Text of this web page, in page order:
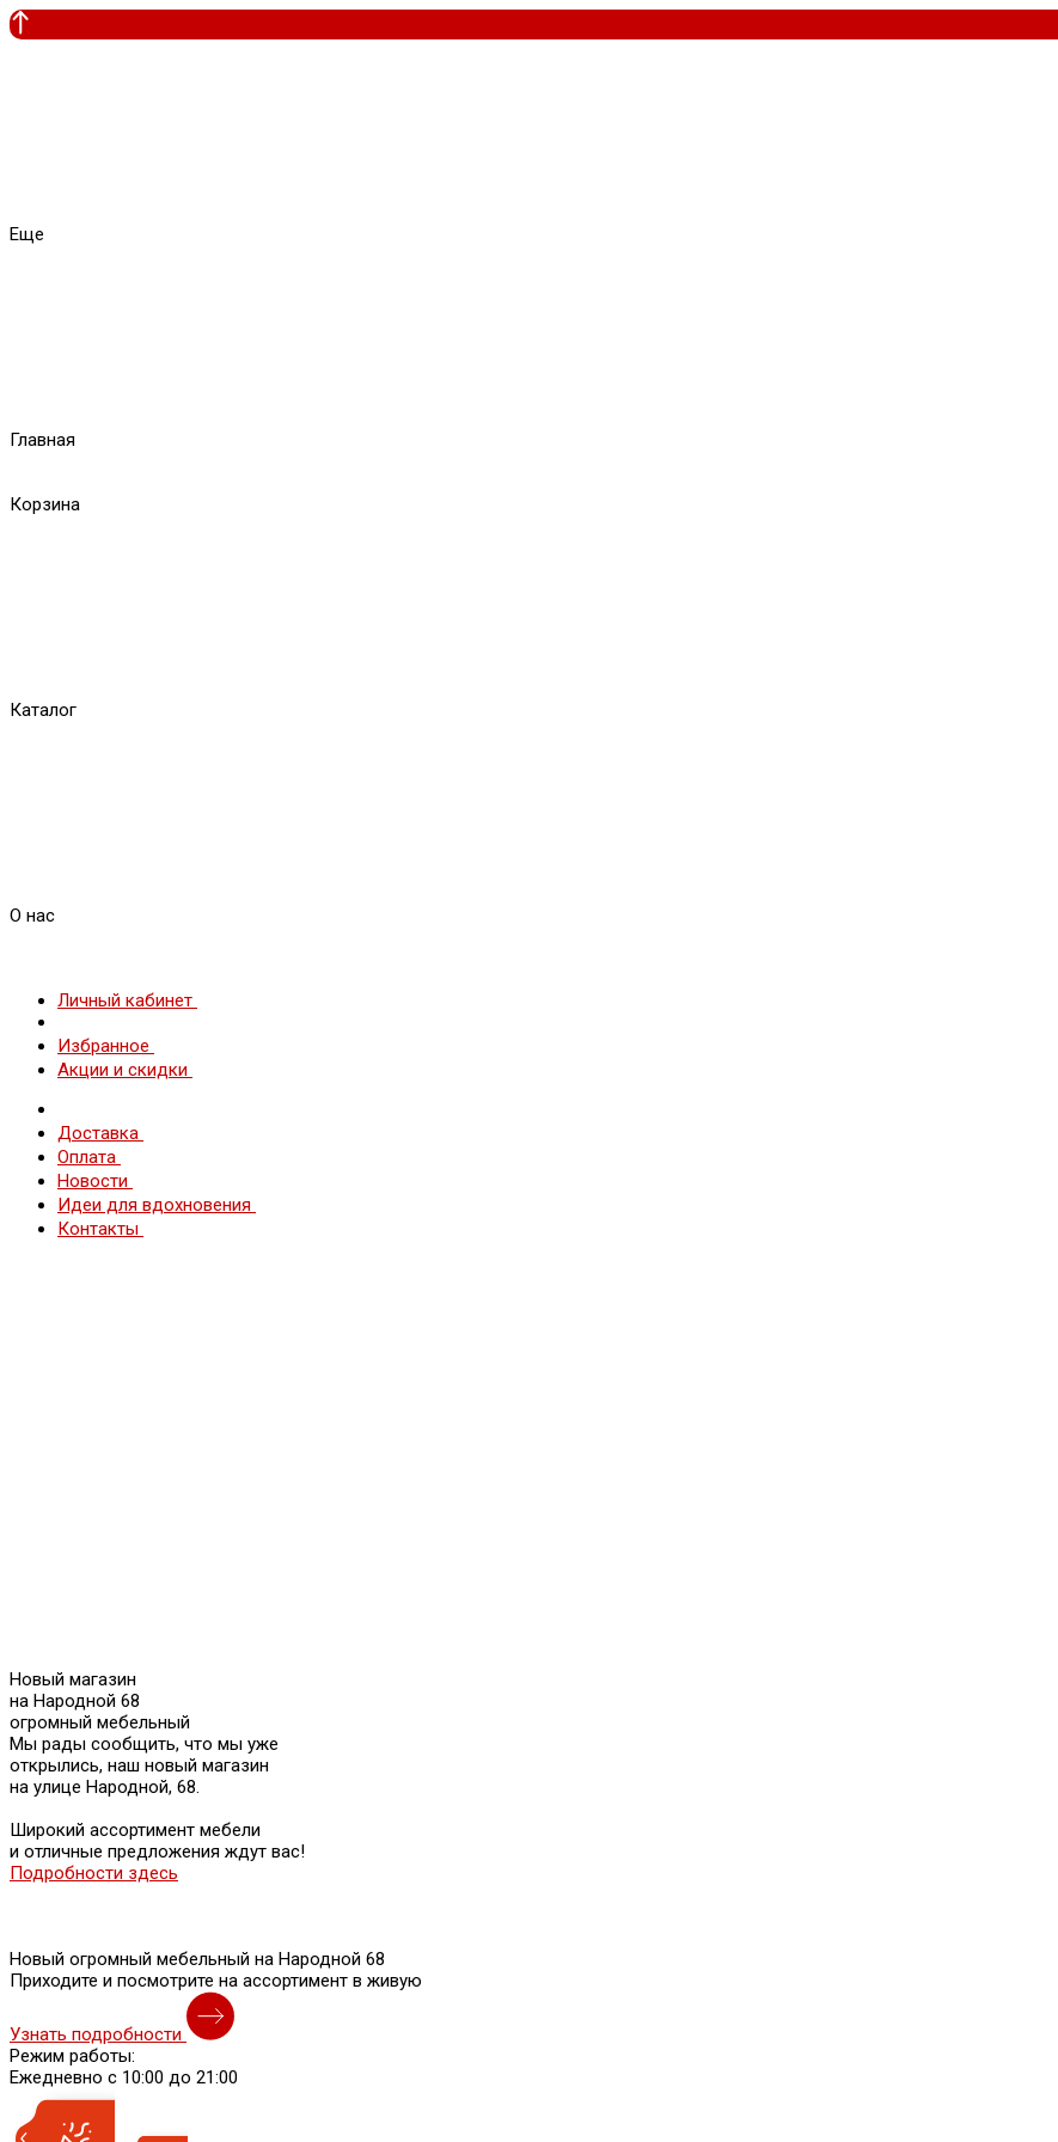
Еще
Главная
Корзина
Каталог
О нас
Личный кабинет
Избранное
Акции и скидки
Доставка
Оплата
Новости
Идеи для вдохновения
Контакты
Новый магазин
на Народной 68
огромный мебельный
Мы рады сообщить, что мы уже
открылись, наш новый магазин
на улице Народной, 68.
Широкий ассортимент мебели
и отличные предложения ждут вас!
Подробности здесь
Новый огромный мебельный на Народной 68
Приходите и посмотрите на ассортимент в живую
Узнать подробности
Режим работы:
Ежедневно с 10:00 до 21:00